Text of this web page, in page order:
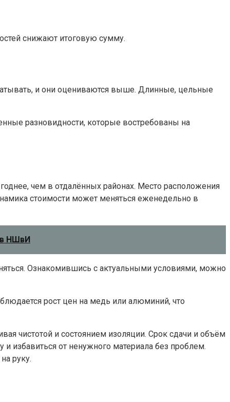
снижают итоговую сумму.
и они оцениваются выше. Длинные, цельные
разновидности, которые востребованы на
чем в отдалённых районах. Место расположения
стоимости может меняться еженедельно в
НШвИ
Ознакомившись с актуальными условиями, можно
рост цен на медь или алюминий, что
чистотой и состоянием изоляции. Срок сдачи и объём
избавиться от ненужного материала без проблем.
руку.